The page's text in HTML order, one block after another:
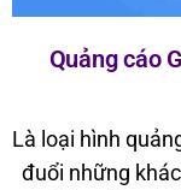
Quảng cáo
Là loại hình
đuổi những